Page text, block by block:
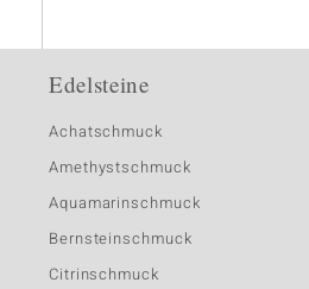
Edelsteine
Achatschmuck
Amethystschmuck
Aquamarinschmuck
Bernsteinschmuck
Citrinschmuck